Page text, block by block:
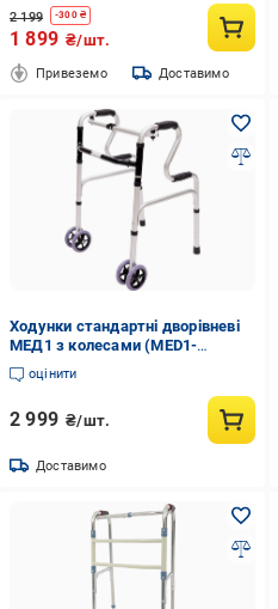
2 199 -300₴
1 899 ₴/шт.
Привеземо Доставимо
Ходунки стандартні дворівневі
МЕД1 з колесами (MED1-
SC4015AW)
оцінити
2 999 ₴/шт.
Доставимо